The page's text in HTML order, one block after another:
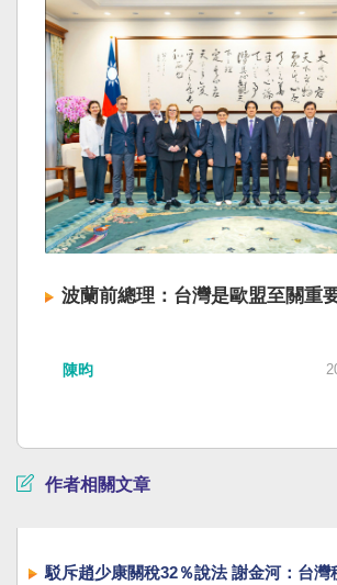
波蘭前總理：台灣是歐盟至關重
陳昀
作者相關文章
駁斥趙少康關稅32％說法 謝金河：台灣